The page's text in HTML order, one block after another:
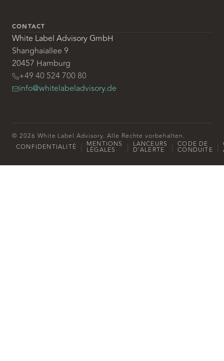
CONTACT
White Label Advisory GmbH
Shanghaiallee 9
20457 Hamburg
+49 40 524 700 80
info@whitelabeladvisory.de
© 2026 White Label Advisory. Alle Rechte vorbehalten.
CONFIDENTIALITÉ
MENTIONS
LÉGALES
LANCEURS
D'ALERTE
CODE DE
CONDUITE